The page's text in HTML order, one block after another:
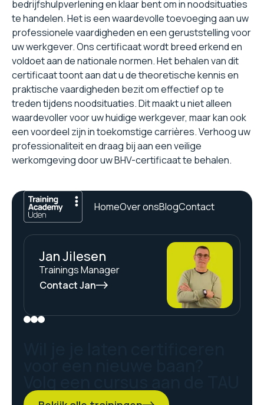
bedrijfshulpverlening en klaar bent om in noodsituaties
te handelen. Het is een waardevolle toevoeging aan uw
professionele vaardigheden en een geruststelling voor
uw werkgever. Ons certificaat wordt breed erkend en
voldoet aan de nationale normen. Het behalen van dit
certificaat toont aan dat u de theoretische kennis en
praktische vaardigheden bezit om effectief op te
treden tijdens noodsituaties. Dit maakt u niet alleen
waardevoller voor uw huidige werkgever, maar kan ook
een voordeel zijn in toekomstige carrières. Verhoog uw
professionaliteit en draag bij aan een veilige
werkomgeving door uw BHV-certificaat te behalen.
HomeOver onsBlogContact
Jan Jilesen
Trainings Manager
Contact Jan